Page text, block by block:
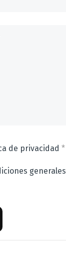
de privacidad *
generales